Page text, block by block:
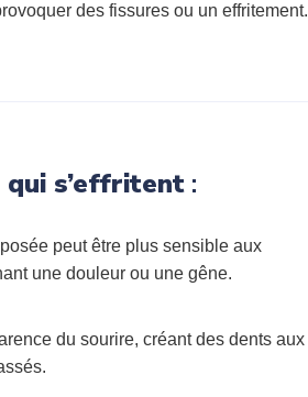
des fissures ou un effritement.
s’effritent :
peut être plus sensible aux
une douleur ou une gêne.
du sourire, créant des dents aux